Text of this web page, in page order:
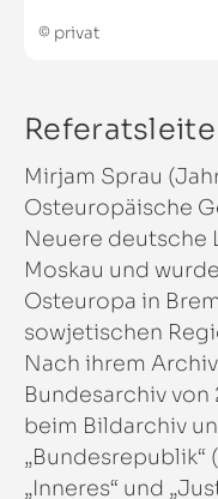
© privat
Mirjam Sprau
Osteuropäische
Neuere deutsche
Moskau und
Osteuropa in
sowjetischen
Nach ihrem
Bundesarchiv
beim Bildarchiv
„Inneres“ und